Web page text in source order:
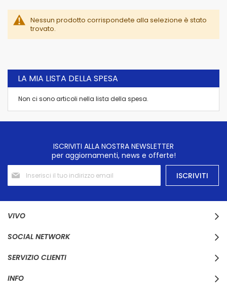
Nessun prodotto corrispondete alla selezione è stato
trovato.
LA MIA LISTA DELLA SPESA
Non ci sono articoli nella lista della spesa.
ISCRIVITI ALLA NOSTRA NEWSLETTER
per aggiornamenti, news e offerte!
Iscriviti
alla
nostra
ISCRIVITI
VIVO
SOCIAL NETWORK
SERVIZIO CLIENTI
INFO